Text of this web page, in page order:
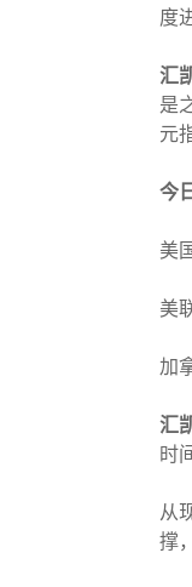
度
汇
是
元
今
美
美
加
汇
时
从
撑